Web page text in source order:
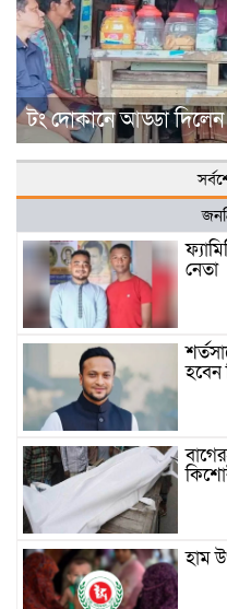
টং দোকানে আড্ডা দিলেন
নেতা
হবেন
হাম